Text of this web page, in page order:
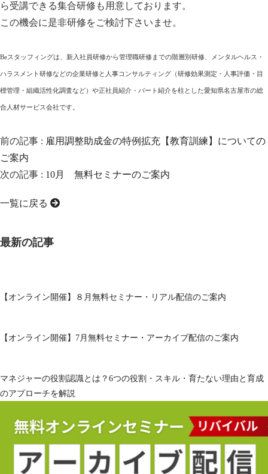
ら受講できる集合研修も用意しております。
この機会に是非研修をご検討下さいませ。
Beスタッフィングは、新入社員研修から管理職研修までの階層別研修、メンタルヘルス・
ハラスメント研修などの企業研修と人事コンサルティング（研修効果測定・人事評価・目
標管理・組織活性化調査など）や正社員紹介・パート紹介を柱とした愛知県名古屋市の総
合人材サービス会社です。
前の記事 : 雇用調整助成金の特例拡充【教育訓練】についての
ご案内
次の記事 : 10月 無料セミナーのご案内
一覧に戻る
最新の記事
【オンライン開催】８月無料セミナー・リアル配信のご案内
【オンライン開催】7月無料セミナー・アーカイブ配信のご案内
マネジャーの役割認識とは？6つの役割・スキル・育たない理由と育成
のアプローチを解説